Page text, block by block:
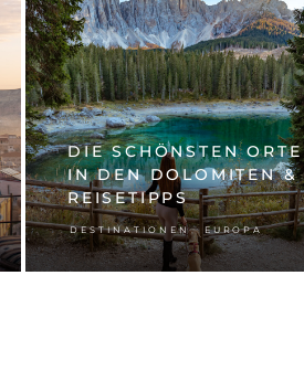
DIE SCHÖNSTEN ORTE
IN DEN DOLOMITEN &
REISETIPPS
DESTINATIONEN, EUROPA